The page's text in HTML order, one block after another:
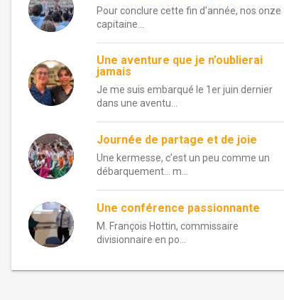
Pour conclure cette fin d’année, nos onze
capitaine...
Une aventure que je n’oublierai
jamais
Je me suis embarqué le 1er juin dernier
dans une aventu...
Journée de partage et de joie
Une kermesse, c’est un peu comme un
débarquement… m...
Une conférence passionnante
M. François Hottin, commissaire
divisionnaire en po...